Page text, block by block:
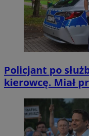
Policjant po
kierowcę. Miał